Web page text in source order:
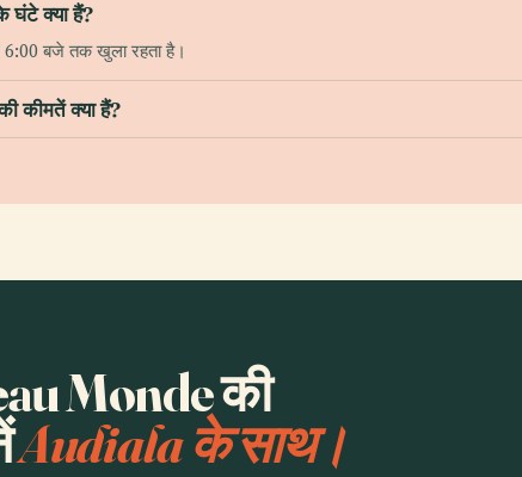
क्या हैं?
6:00 बजे तक खुला रहता है।
कीमतें क्या हैं?
Monde की
Audiala के साथ।